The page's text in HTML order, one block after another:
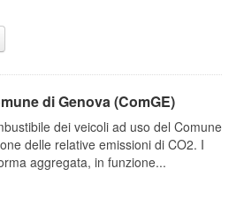
di Genova (ComGE)
dei veicoli ad uso del Comune
delle relative emissioni di CO2. I
aggregata, in funzione...